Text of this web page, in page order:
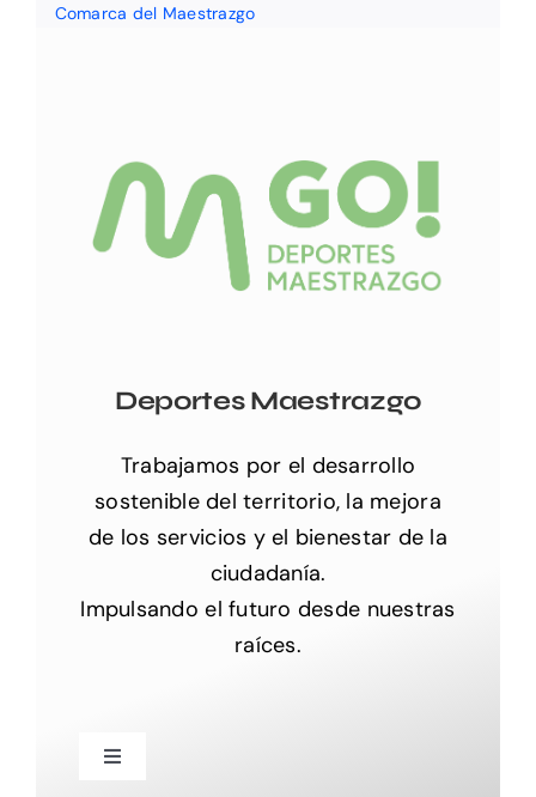
Comarca del Maestrazgo
Deportes Maestrazgo
Trabajamos por el desarrollo
sostenible del territorio, la mejora
de los servicios y el bienestar de la
ciudadanía.
Impulsando el futuro desde nuestras
raíces.
Toggle